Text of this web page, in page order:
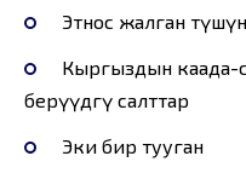
Этнос жалган
Кыргыздын каада-
берүүдөгү салттар
Эки бир тууган